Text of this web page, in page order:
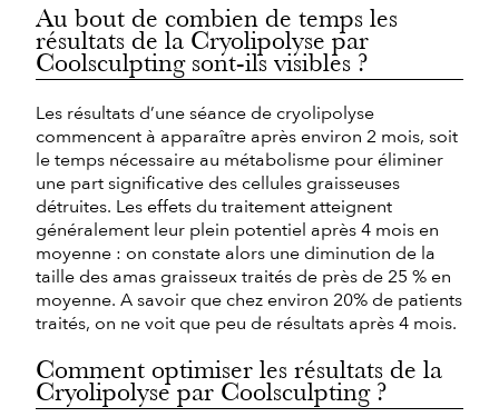
Au bout de combien de temps les
résultats de la Cryolipolyse par
Coolsculpting sont-ils visibles ?
Les résultats d’une séance de cryolipolyse
commencent à apparaître après environ 2 mois, soit
le temps nécessaire au métabolisme pour éliminer
une part significative des cellules graisseuses
détruites. Les effets du traitement atteignent
généralement leur plein potentiel après 4 mois en
moyenne : on constate alors une diminution de la
taille des amas graisseux traités de près de 25 % en
moyenne. A savoir que chez environ 20% de patients
traités, on ne voit que peu de résultats après 4 mois.
Comment optimiser les résultats de la
Cryolipolyse par Coolsculpting ?